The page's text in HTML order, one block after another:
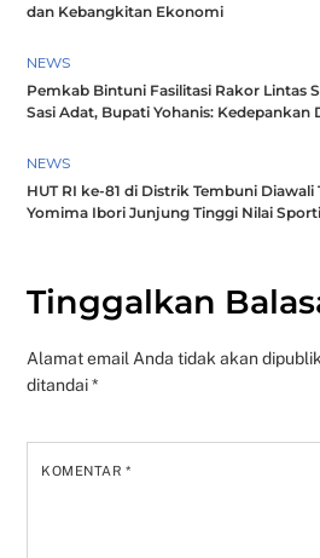
dan Kebangkitan Ekonomi
NEWS
Pemkab Bintuni Fasilitasi Rakor Lintas
Sasi Adat, Bupati Yohanis: Kedepankan
NEWS
HUT RI ke-81 di Distrik Tembuni
Yomima Ibori Junjung Tinggi Nilai
Tinggalkan
Alamat email Anda tidak akan
ditandai*
KOMENTAR*